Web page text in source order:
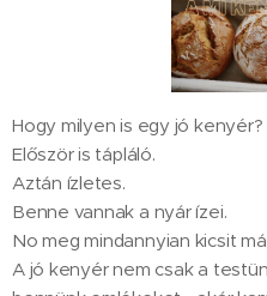
Hogy milyen is egy jó kenyér?
Először is tápláló.
Aztán ízletes.
Benne vannak a nyár ízei.
No meg mindannyian kicsit
A jó kenyér nem csak a